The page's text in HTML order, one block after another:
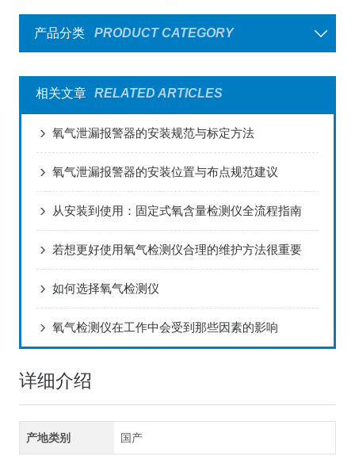
产品分类 PRODUCT CATEGORY
相关文章 RELATED ARTICLES
氧气泄漏报警器的安装规范与标定方法
氧气泄漏报警器的安装位置与布点规范建议
从安装到使用：固定式氧含量检测仪全流程指南
若想更好使用氧气检测仪合理的维护方法很重要
如何选择氧气检测仪
氧气检测仪在工作中会受到那些因素的影响
详细介绍
产地类别 国产